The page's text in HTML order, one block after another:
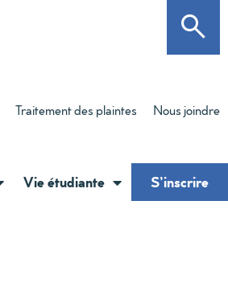
Traitement des plaintes Nous joindre
Vie étudiante S’inscrire